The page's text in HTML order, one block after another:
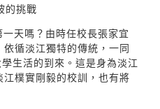
的挑戰
天嗎？由時任校長張家宜
循淡江獨特的傳統，一同
生活的到來。這是身為淡江
樸實剛毅的校訓，也有將